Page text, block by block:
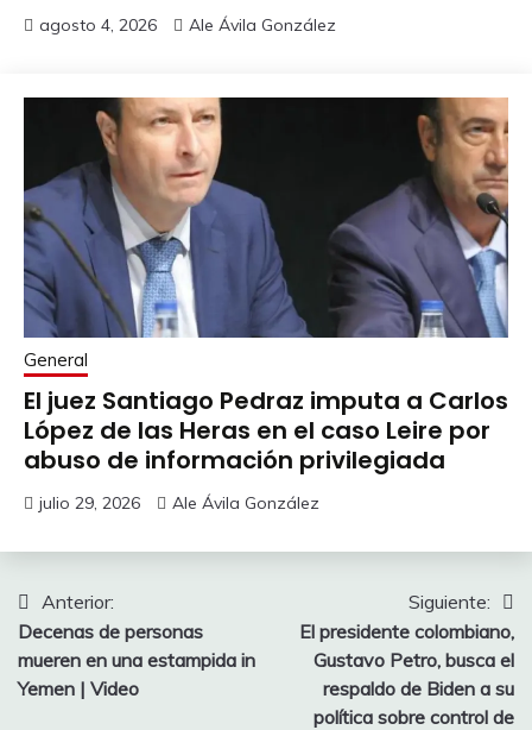
agosto 4, 2026 Ale Ávila González
General
El juez Santiago Pedraz imputa a Carlos
López de las Heras en el caso Leire por
abuso de información privilegiada
julio 29, 2026 Ale Ávila González
Navegación
de
entradas
Anterior:
Decenas de personas
mueren en una estampida in
Yemen | Video
Siguiente:
El presidente colombiano,
Gustavo Petro, busca el
respaldo de Biden a su
política sobre control de